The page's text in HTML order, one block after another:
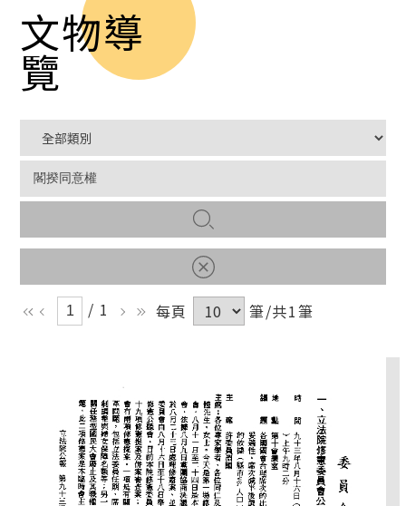
文物導
覽
/ 1 每頁 筆/共1筆